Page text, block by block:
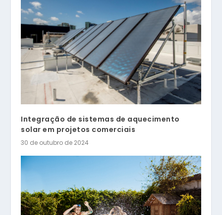
Integração de sistemas de aquecimento
solar em projetos comerciais
30 de outubro de 2024